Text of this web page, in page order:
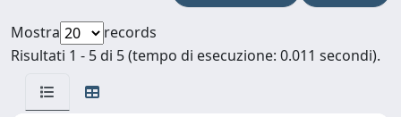
Mostra
records
Risultati 1 - 5 di 5 (tempo di esecuzione: 0.011 secondi).